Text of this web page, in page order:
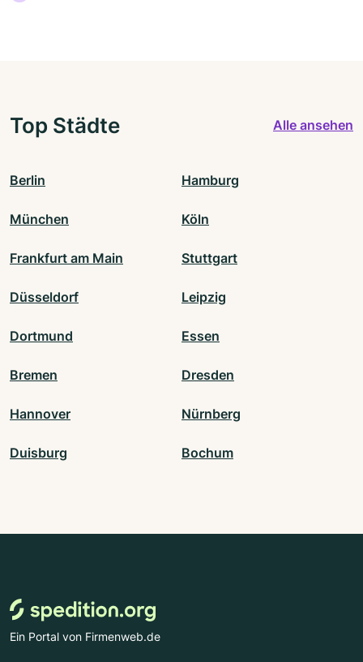
Top Städte Alle ansehen
Berlin Hamburg
München Köln
Frankfurt am Main Stuttgart
Düsseldorf Leipzig
Dortmund Essen
Bremen Dresden
Hannover Nürnberg
Duisburg Bochum
Ein Portal von Firmenweb.de